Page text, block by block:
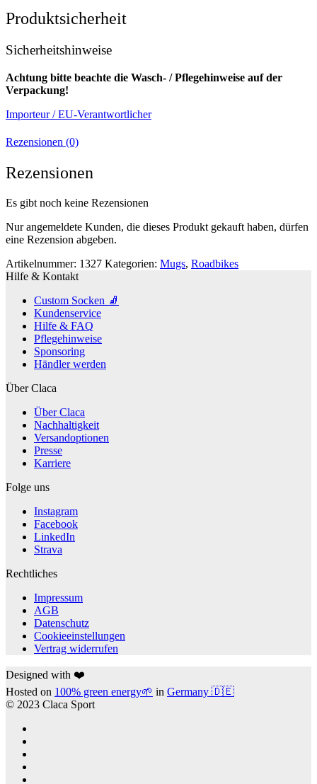
Produktsicherheit
Sicherheitshinweise
Achtung bitte beachte die Wasch- / Pflegehinweise auf der
Verpackung!
Importeur / EU-Verantwortlicher
Rezensionen (0)
Rezensionen
Es gibt noch keine Rezensionen
Nur angemeldete Kunden, die dieses Produkt gekauft haben, dürfen
eine Rezension abgeben.
Artikelnummer: 1327 Kategorien: Mugs, Roadbikes
Hilfe & Kontakt
Custom Socken 🧦
Kundenservice
Hilfe & FAQ
Pflegehinweise
Sponsoring
Händler werden
Über Claca
Über Claca
Nachhaltigkeit
Versandoptionen
Presse
Karriere
Folge uns
Instagram
Facebook
LinkedIn
Strava
Rechtliches
Impressum
AGB
Datenschutz
Cookieeinstellungen
Vertrag widerrufen
Designed with ❤️
Hosted on 100% green energy🌱 in Germany 🇩🇪
© 2023 Claca Sport